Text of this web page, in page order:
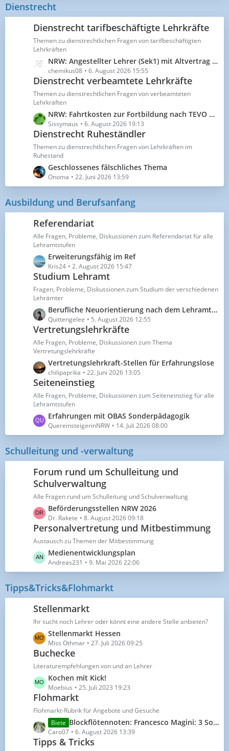
t
ä
g
e
t
e
B
e
i
t
ä
g
e
Dienstrecht
Dienstrecht tarifbeschäftigte Lehrkräfte
Themen zu dienstrechtlichen Fragen von tarifbeschäftigten
Lehrkräften
L
t
z
t
e
B
e
i
t
ä
NRW: Angestellter Lehrer (Sek1) mit Altvertrag vor 2015 und noch keine Zulage? Jetzt Handeln!
chemikus08 6. August 2026 15:55
Dienstrecht verbeamtete Lehrkräfte
Themen zu dienstrechtlichen Fragen von verbeamteten
Lehrkräften
L
e
t
z
t
e
B
e
t
ä
g
e
NRW: Fahrtkosten zur Fortbildung nach TEVO oder LRKG?
Sissymaus 6. August 2026 19:13
Dienstrecht Ruheständler
Themen zu dienstrechtlichen Fragen von Lehrkräften im
Ruhestand
L
e
t
z
t
e
B
e
i
t
r
ä
g
e
Geschlossenes fälschliches Thema
Onoma 22. Juni 2026 13:59
Ausbildung und Berufsanfang
Referendariat
Alle Fragen, Probleme, Diskussionen zum Referendariat für alle
Lehramtstufen
L
e
t
z
t
e
B
e
i
t
ä
g
e
Erweiterungsfähig im Ref
Kris24 2. August 2026 15:47
Studium Lehramt
Fragen, Probleme, Diskussionen zum Studium der verschiedenen
Lehrämter
L
e
t
z
t
e
B
e
i
t
ä
Berufliche Neuorientierung nach dem Lehramtsbachelor:Erfahrungen mit dem Wechsel in die freie Wirtschaft?
Quittengelee 5. August 2026 12:55
Vertretungslehrkräfte
Alle Fragen, Probleme, Diskussionen zum Thema
Vertretungslehrkräfte
L
e
t
z
t
e
B
e
t
ä
g
e
Vertretungslehrkraft-Stellen für Erfahrungslose
chilipaprika 22. Juni 2026 13:05
Seiteneinstieg
Alle Fragen, Probleme, Diskussionen zum Seiteneinstieg für alle
Lehramtstufen
L
e
t
t
e
B
e
i
t
r
ä
g
Erfahrungen mit OBAS Sonderpädagogik
QuereinsteigerinNRW 14. Juli 2026 08:00
Schulleitung und -verwaltung
Forum rund um Schulleitung und
Schulverwaltung
Alle Fragen rund um Schulleitung und Schulverwaltung
L
e
t
z
e
B
i
t
r
ä
g
e
Beförderungsstellen NRW 2026
Dr. Rakete 8. August 2026 09:18
Personalvertretung und Mitbestimmung
Austausch zu Themen der Mitbestimmung
L
e
t
z
t
e
B
e
i
t
r
ä
g
e
Medienentwicklungsplan
Andreas231 9. Mai 2026 22:06
Tipps&Tricks&Flohmarkt
Stellenmarkt
Ihr sucht noch Lehrer oder könnt eine andere Stelle anbieten?
L
e
t
z
e
B
i
t
r
ä
Stellenmarkt Hessen
Miss Othmar 27. Juli 2026 09:25
Buchecke
Literaturempfehlungen von und an Lehrer
L
e
t
z
e
B
Kochen mit Kick!
Moebius 25. Juli 2023 19:23
Flohmarkt
Flohmarkt-Rubrik für Angebote und Gesuche
L
e
t
Biete Blockflötennoten: Francesco Magini: 3 Sonatinen für Sopranblockflöte und Klavier
Caro07 6. August 2026 13:39
Tipps & Tricks